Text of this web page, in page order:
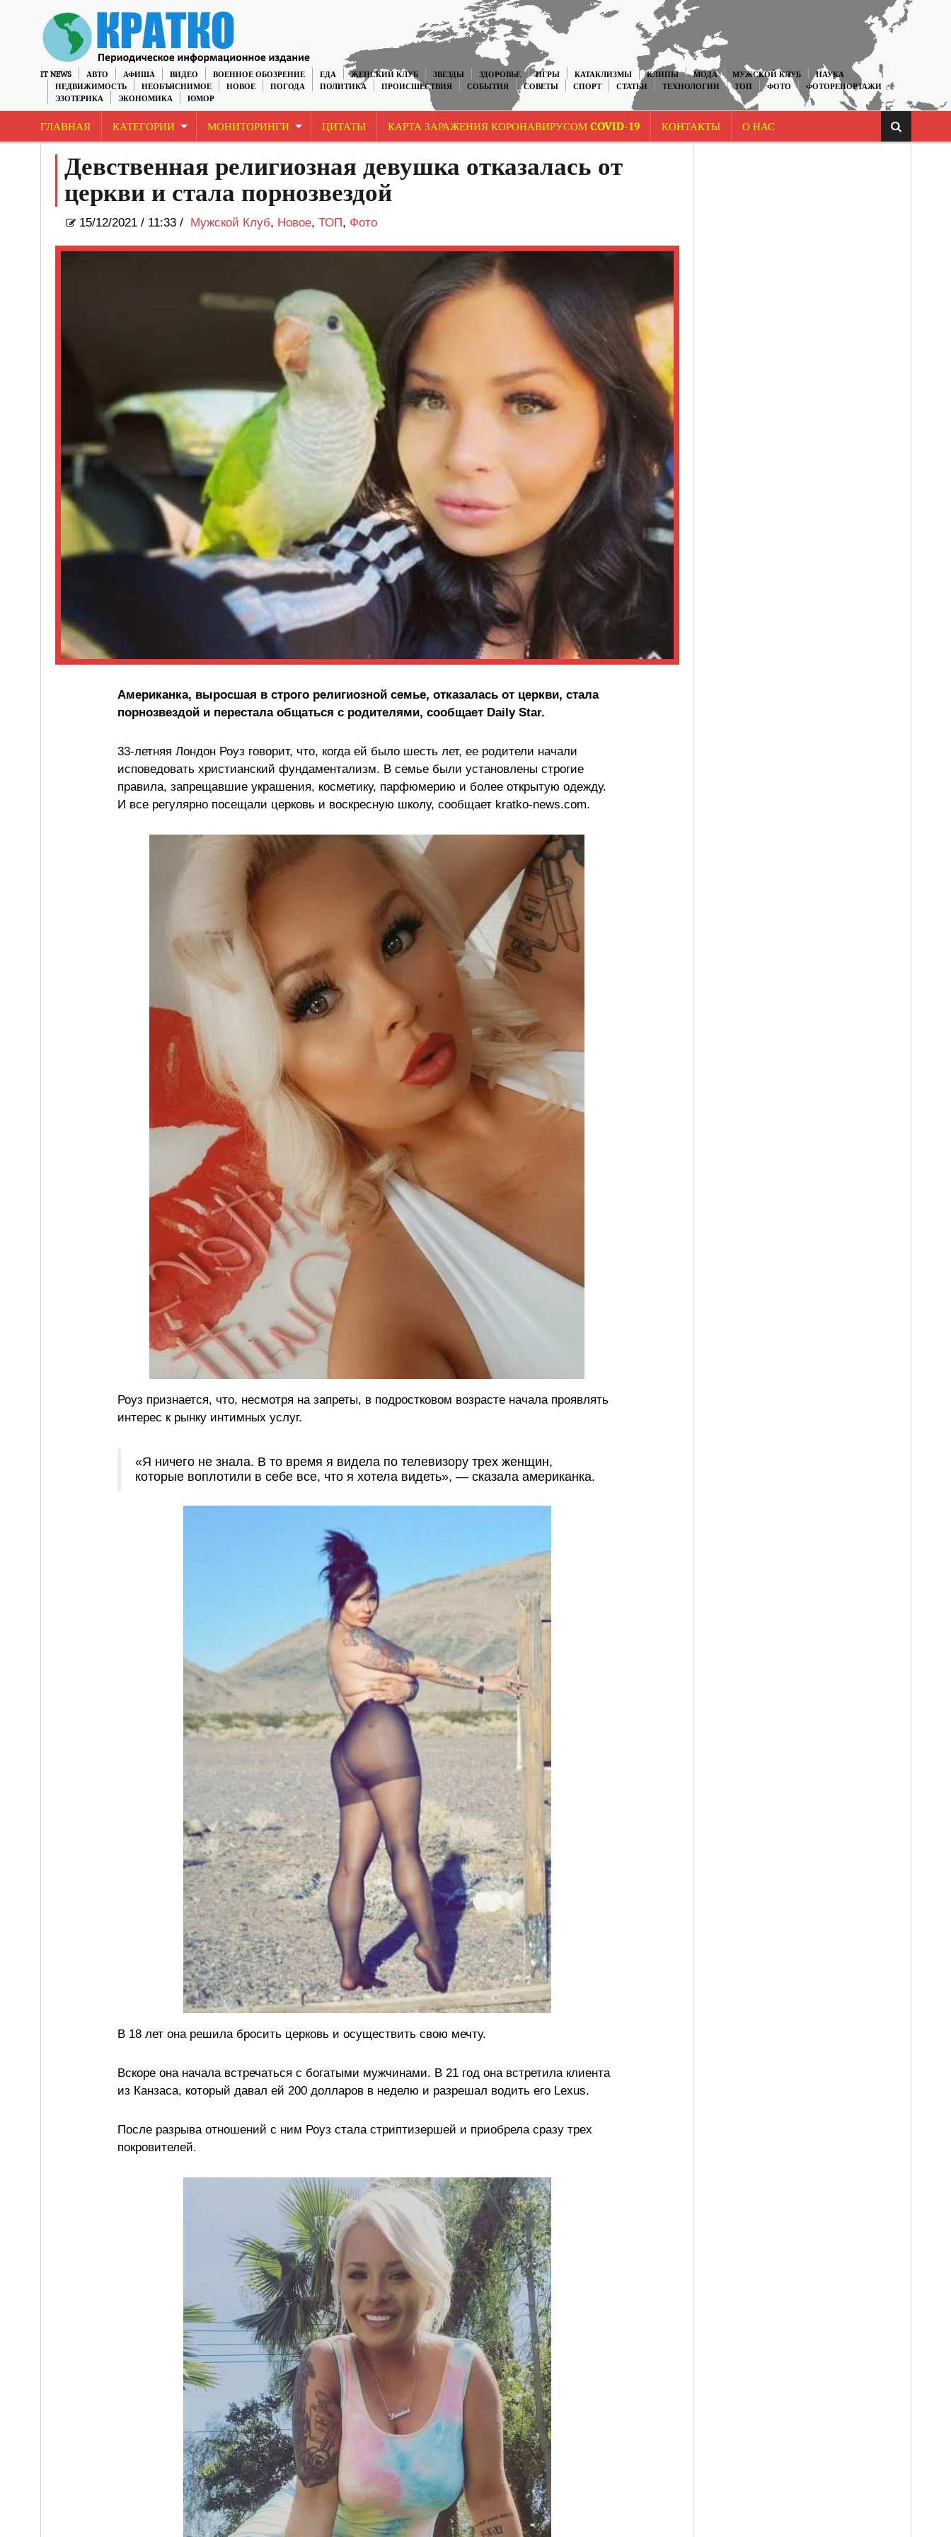
IT NEWS АВТО АФИША ВИДЕО ВОЕННОЕ ОБОЗРЕНИЕ ЕДА ЖЕНСКИЙ КЛУБ ЗВЕЗДЫ ЗДОРОВЬЕ ИГРЫ КАТАКЛИЗМЫ КЛИПЫ МОДА МУЖСКОЙ КЛУБ
НАУКА
НЕДВИЖИМОСТЬ
НЕОБЪЯСНИМОЕ НОВОЕ ПОГОДА ПОЛИТИКА ПРОИСШЕСТВИЯ СОБЫТИЯ СОВЕТЫ СПОРТ СТАТЬИ ТЕХНОЛОГИИ ТОП ФОТО
ФОТОРЕПОРТАЖИ
ЭЗОТЕРИКА
ЭКОНОМИКА ЮМОР
ГЛАВНАЯ КАТЕГОРИИ МОНИТОРИНГИ ЦИТАТЫ КАРТА ЗАРАЖЕНИЯ КОРОНАВИРУСОМ COVID-19 КОНТАКТЫ О НАС
Девственная религиозная девушка отказалась от
церкви и стала порнозвездой
15/12/2021/ 11:33 / Мужской Клуб, Новое, ТОП, Фото
Американка, выросшая в строго религиозной семье, отказалась от церкви, стала
порнозвездой и перестала общаться с родителями, сообщает Daily Star.
33-летняя Лондон Роуз говорит, что, когда ей было шесть лет, ее родители начали
исповедовать христианский фундаментализм. В семье были установлены строгие
правила, запрещавшие украшения, косметику, парфюмерию и более открытую одежду.
И все регулярно посещали церковь и воскресную школу, сообщает kratko-news.com.
Роуз признается, что, несмотря на запреты, в подростковом возрасте начала проявлять
интерес к рынку интимных услуг.
«Я ничего не знала. В то время я видела по телевизору трех женщин,
которые воплотили в себе все, что я хотела видеть», — сказала американка.
В 18 лет она решила бросить церковь и осуществить свою мечту.
Вскоре она начала встречаться с богатыми мужчинами. В 21 год она встретила клиента
из Канзаса, который давал ей 200 долларов в неделю и разрешал водить его Lexus.
После разрыва отношений с ним Роуз стала стриптизершей и приобрела сразу трех
покровителей.